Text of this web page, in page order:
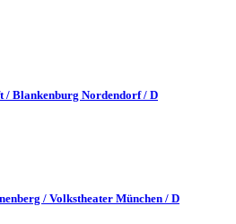
/ Blankenburg Nordendorf / D
/ Volkstheater München / D